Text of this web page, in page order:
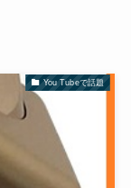
You Tubeで話題